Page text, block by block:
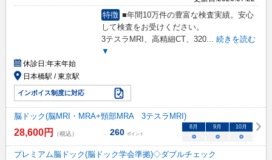
特徴 ■年間10万件の豊富な検査実績。安心
して検査をお受けください。
3テスラMRI、高精細CT、320... 続きを読む
▼
休診日:年末年始
日本橋駅 / 東京駅
インボイス制度に対応
脳ドック(脳MRI・MRA+頸部MRA 3テスラMRI)
28,600円 （税込） 260 ポイント
8月 9月 10月
○ ○ ○
プレミアム脳ドック(脳ドック学会準拠)◇ダブルチェック